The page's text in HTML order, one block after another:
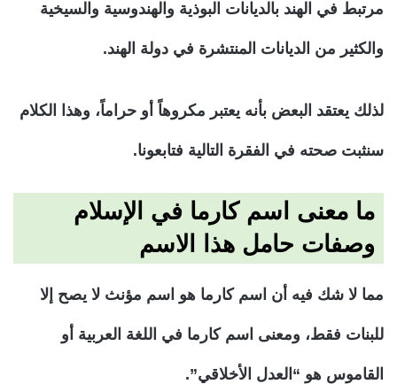
مرتبط في الهند بالديانات البوذية والهندوسية والسيخية
والكثير من الديانات المنتشرة في دولة الهند.
لذلك يعتقد البعض بأنه يعتبر مكروهاً أو حراماً، وهذا الكلام
سنثبت صحته في الفقرة التالية فتابعونا.
ما معنى اسم كارما في الإسلام
وصفات حامل هذا الاسم
مما لا شك فيه أن اسم كارما هو اسم مؤنث لا يصح إلا
للبنات فقط، ومعنى اسم كارما في اللغة العربية أو
القاموس هو “العدل الأخلاقي”.